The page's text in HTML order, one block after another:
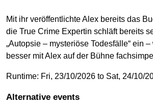
Mit ihr veröffentlichte Alex bereits das
die True Crime Expertin schläft bereits
„Autopsie – mysteriöse Todesfälle“ ein
besser mit Alex auf der Bühne
Runtime: Fri, 23/10/2026 to Sat, 24/10/
Alternative events